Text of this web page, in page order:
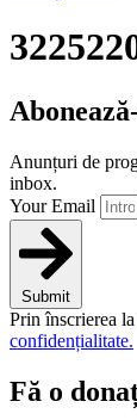
Anunțuri de
inbox.
Your Email
Submit
Prin înscrierea
confidențialitate.
Fă o